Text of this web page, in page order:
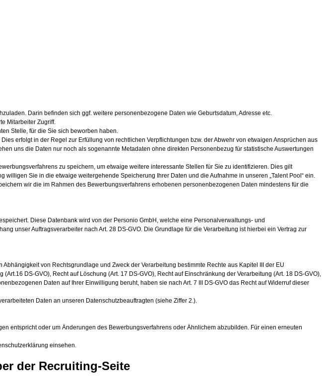
Darin befinden sich ggf. weitere personenbezogene Daten wie Geburtsdatum, Adresse etc.
Mitarbeiter Zugriff.
Stelle, für die Sie sich beworben haben.
erfolgt in der Regel zur Erfüllung von rechtlichen Verpflichtungen bzw. der Abwehr von etwaigen Ansprüchen aus
uns die Daten nur noch als sogenannte Metadaten ohne direkten Personenbezug für statistische Auswertungen
zu speichern, um etwaige weitere interessante Stellen für Sie zu identifizieren. Dies gilt
Sie in die etwaige weitergehende Speicherung Ihrer Daten und die Aufnahme in unseren „Talent Pool“ ein.
wir die im Rahmen des Bewerbungsverfahrens erhobenen personenbezogenen Daten mindestens für die
Diese Datenbank wird von der Personio GmbH, welche eine Personalverwaltungs- und
unser Auftragsverarbeiter nach Art. 28 DS-GVO. Die Grundlage für die Verarbeitung ist hierbei ein Vertrag zur
von Rechtsgrundlage und Zweck der Verarbeitung bestimmte Rechte aus Kapitel III der EU
DS-GVO), Recht auf Löschung (Art. 17 DS-GVO), Recht auf Einschränkung der Verarbeitung (Art. 18 DS-GVO),
Daten auf Ihrer Einwilligung beruht, haben sie nach Art. 7 III DS-GVO das Recht auf Widerruf dieser
Daten an unseren Datenschutzbeauftragten (siehe Ziffer 2.).
entspricht oder um Änderungen des Bewerbungsverfahrens oder Ähnlichem abzubilden. Für einen erneuten
einsehen.
der Recruiting-Seite